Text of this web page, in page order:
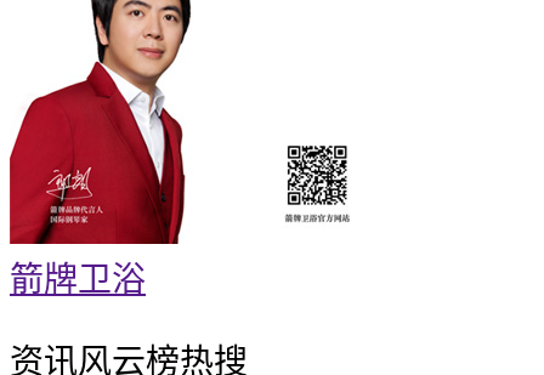
箭牌卫浴
资讯风云榜热搜